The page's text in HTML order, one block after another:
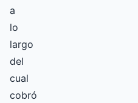
a
lo
largo
del
cual
cobró